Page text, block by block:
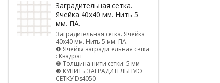
Заградительная сетка.
Ячейка 40х40 мм. Нить 5
мм. ПА.
Заградительная сетка. Ячейка
40х40 мм. Нить 5 мм. ПА.
❶ Ячейка заградительная сетка
: Квадрат
❷ Толщина нити сетки: 5 мм
❸ КУПИТЬ ЗАГРАДИТЕЛЬНУЮ
СЕТКУ Ds4050